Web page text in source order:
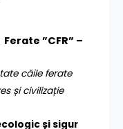
”CFR” –
căile ferate
și civilizație
și sigur